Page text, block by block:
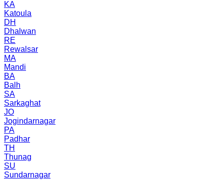
KA
Katoula
DH
Dhalwan
RE
Rewalsar
MA
Mandi
BA
Balh
SA
Sarkaghat
JO
Jogindarnagar
PA
Padhar
TH
Thunag
SU
Sundarnagar